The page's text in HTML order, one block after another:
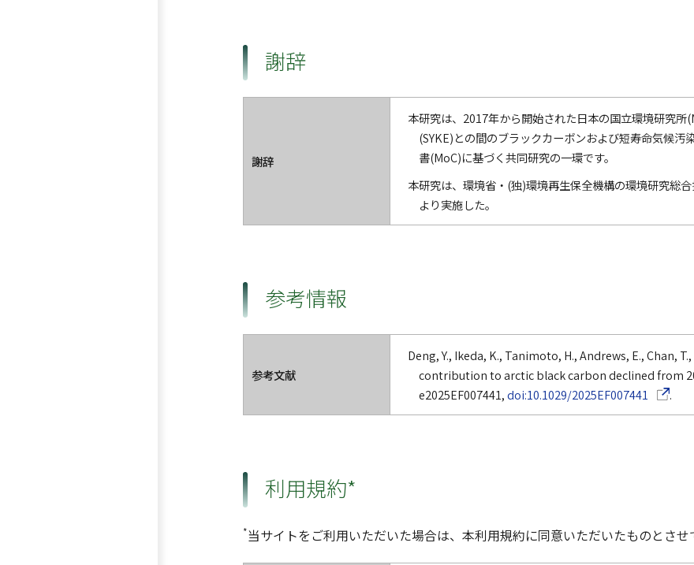
謝辞
謝辞
本研究は、2017年から開始された日本の国立環境研究所
(SYKE)との間のブラックカーボンおよび短寿命気候汚
書(MoC)に基づく共同研究の一環です。
本研究は、環境省・(独)環境再生保全機構の環境研究総
より実施した。
参考情報
参考文献
Deng, Y., Ikeda, K., Tanimoto, H., Andrews, E., Chan,
contribution to arctic black carbon declined from
e2025EF007441,doi:10.1029/2025EF007441（別ウイン
.
利用規約*
*当サイトをご利用いただいた場合は、本利用規約に同意いただいたものとさせ